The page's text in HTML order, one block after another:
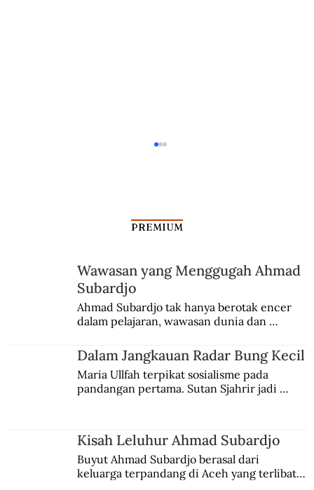
Alasan PM Belanda Menolak Istilah
Kejahatan Perang
PREMIUM
Wawasan yang Menggugah Ahmad
Subardjo
Ahmad Subardjo tak hanya berotak encer
dalam pelajaran, wawasan dunia dan
Jules Verne, Multatuli, hingga Sun Yat-sen.
Dalam Jangkauan Radar Bung Kecil
Maria Ullfah terpikat sosialisme pada
pandangan pertama. Sutan Sjahrir jadi
Kisah Leluhur Ahmad Subardjo
Buyut Ahmad Subardjo berasal dari
keluarga terpandang di Aceh yang terlibat